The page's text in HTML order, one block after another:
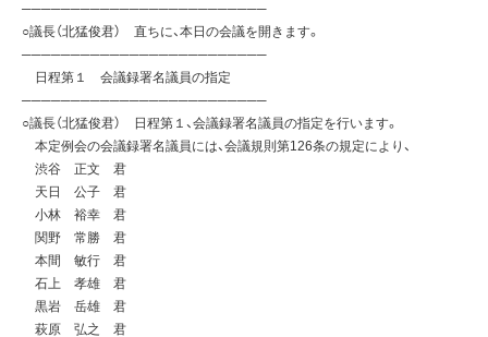
─────────────────────────
○議長（北猛俊君） 直ちに、本日の会議を開きます。
─────────────────────────
日程第１ 会議録署名議員の指定
─────────────────────────
○議長（北猛俊君） 日程第１、会議録署名議員の指定を行います。
本定例会の会議録署名議員には、会議規則第126条の規定により、
渋谷 正文 君
天日 公子 君
小林 裕幸 君
関野 常勝 君
本間 敏行 君
石上 孝雄 君
黒岩 岳雄 君
萩原 弘之 君